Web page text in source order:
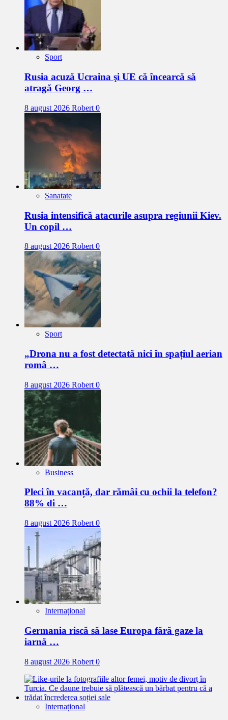
Sport
Rusia acuză Ucraina şi UE că încearcă să
atragă Georg …
8 august 2026 Robert 0
Sanatate
Rusia intensifică atacurile asupra regiunii Kiev.
Un copil …
8 august 2026 Robert 0
Sport
„Drona nu a fost detectată nici în spațiul aerian
româ …
8 august 2026 Robert 0
Business
Pleci în vacanță, dar rămâi cu ochii la telefon?
88% di …
8 august 2026 Robert 0
Internațional
Germania riscă să lase Europa fără gaze la
iarnă …
8 august 2026 Robert 0
Internațional